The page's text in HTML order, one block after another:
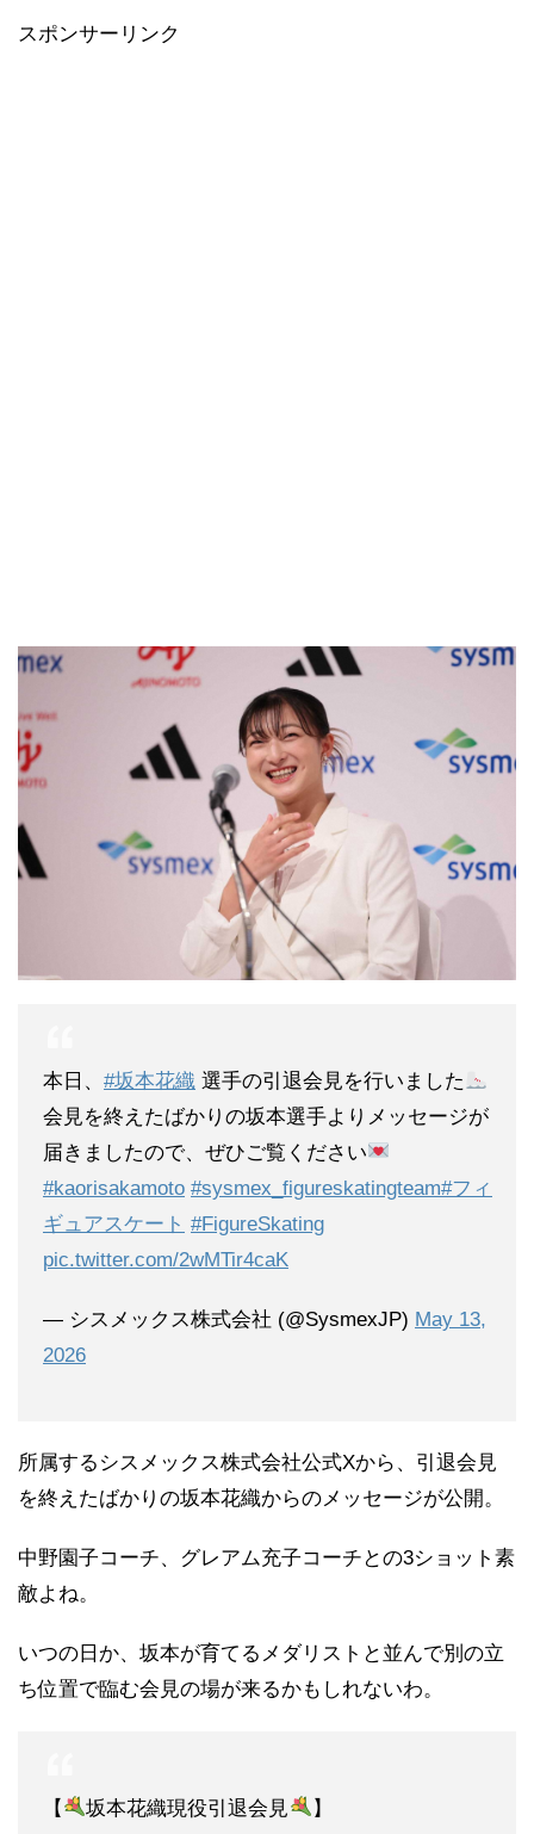
スポンサーリンク
本日、 #坂本花織 選手の引退会見を行いました
会見を終えたばかりの坂本選手よりメッセージが
届きましたので、ぜひご覧ください
#kaorisakamoto #sysmex_figureskatingteam#フィ
ギュアスケート #FigureSkating
pic.twitter.com/2wMTir4caK
— シスメックス株式会社 (@SysmexJP) May 13,
2026
所属するシスメックス株式会社公式Xから、引退会見
を終えたばかりの坂本花織からのメッセージが公開。
中野園子コーチ、グレアム充子コーチとの3ショット素
敵よね。
いつの日か、坂本が育てるメダリストと並んで別の立
ち位置で臨む会見の場が来るかもしれないわ。
【 坂本花織現役引退会見 】